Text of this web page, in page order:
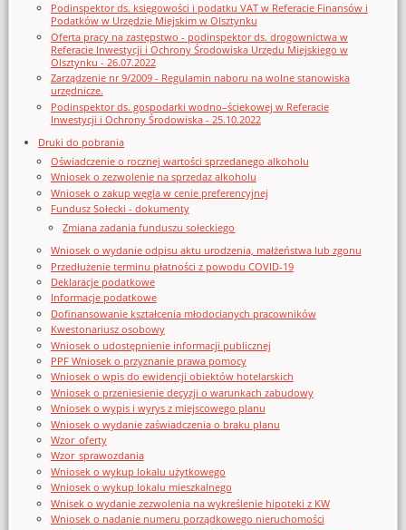
Podinspektor ds. księgowości i podatku VAT w Referacie Finansów i
Podatków w Urzędzie Miejskim w Olsztynku
Oferta pracy na zastępstwo - podinspektor ds. drogownictwa w
Referacie Inwestycji i Ochrony Środowiska Urzędu Miejskiego w
Olsztynku - 26.07.2022
Zarządzenie nr 9/2009 - Regulamin naboru na wolne stanowiska
urzędnicze.
Podinspektor ds. gospodarki wodno–ściekowej w Referacie
Inwestycji i Ochrony Środowiska - 25.10.2022
Druki do pobrania
Oświadczenie o rocznej wartości sprzedanego alkoholu
Wniosek o zezwolenie na sprzedaz alkoholu
Wniosek o zakup węgla w cenie preferencyjnej
Fundusz Sołecki - dokumenty
Zmiana zadania funduszu sołeckiego
Wniosek o wydanie odpisu aktu urodzenia, małżeństwa lub zgonu
Przedłużenie terminu płatności z powodu COVID-19
Deklaracje podatkowe
Informacje podatkowe
Dofinansowanie kształcenia młodocianych pracowników
Kwestonariusz osobowy
Wniosek o udostępnienie informacji publicznej
PPF Wniosek o przyznanie prawa pomocy
Wniosek o wpis do ewidencji obiektów hotelarskich
Wniosek o przeniesienie decyzji o warunkach zabudowy
Wniosek o wypis i wyrys z miejscowego planu
Wniosek o wydanie zaświadczenia o braku planu
Wzor_oferty
Wzor_sprawozdania
Wniosek o wykup lokalu użytkowego
Wniosek o wykup lokalu mieszkalnego
Wnisek o wydanie zezwolenia na wykreślenie hipoteki z KW
Wniosek o nadanie numeru porządkowego nieruchomości